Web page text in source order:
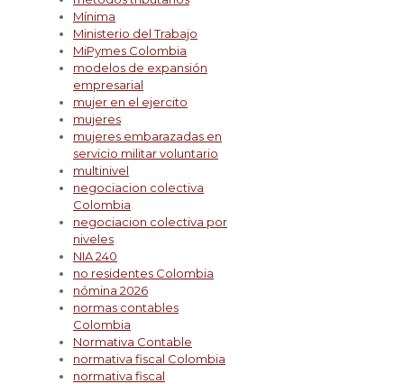
Mínima
Ministerio del Trabajo
MiPymes Colombia
modelos de expansión
empresarial
mujer en el ejercito
mujeres
mujeres embarazadas en
servicio militar voluntario
multinivel
negociacion colectiva
Colombia
negociacion colectiva por
niveles
NIA 240
no residentes Colombia
nómina 2026
normas contables
Colombia
Normativa Contable
normativa fiscal Colombia
normativa fiscal